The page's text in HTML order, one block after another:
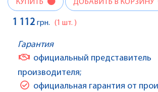
КУПИТЬ ДОБАВИТЬ В КОРЗИНУ
1 112 грн. (1 шт. )
Гарантия
официальный представитель
производителя;
официальная гарантия от